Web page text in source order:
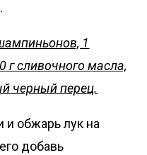
1
г сливочного масла,
черный перец.
и обжарь лук на
добавь